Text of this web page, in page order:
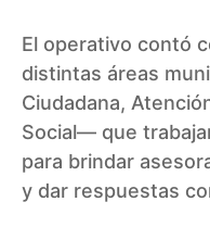
El operativo contó
distintas áreas
Ciudadana,
Social— que
para brindar
y dar respuestas